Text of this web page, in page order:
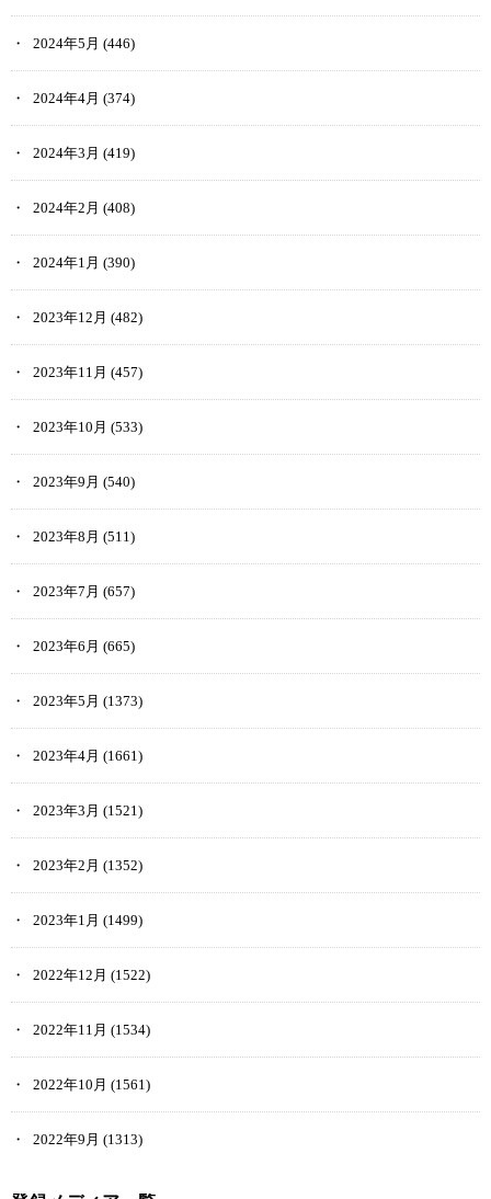
2024年5月 (446)
2024年4月 (374)
2024年3月 (419)
2024年2月 (408)
2024年1月 (390)
2023年12月 (482)
2023年11月 (457)
2023年10月 (533)
2023年9月 (540)
2023年8月 (511)
2023年7月 (657)
2023年6月 (665)
2023年5月 (1373)
2023年4月 (1661)
2023年3月 (1521)
2023年2月 (1352)
2023年1月 (1499)
2022年12月 (1522)
2022年11月 (1534)
2022年10月 (1561)
2022年9月 (1313)